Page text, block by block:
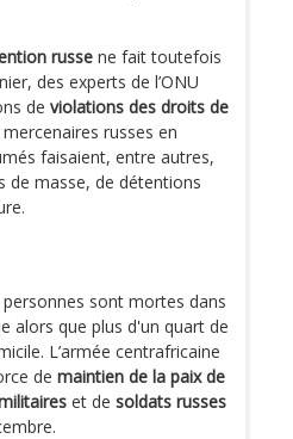
russe ne fait toutefois
des experts de l’ONU
de violations des droits de
russes en
faisaient, entre autres,
de masse, de détentions
sont mortes dans
alors que plus d'un quart de
L’armée centrafricaine
de maintien de la paix de
et de soldats russes